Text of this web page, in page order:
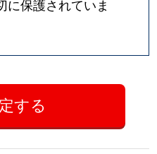
に保護されていま